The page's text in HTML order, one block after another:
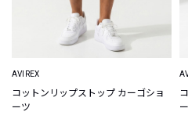
AVIREX
コットンリップストップ カーゴショ
ーツ